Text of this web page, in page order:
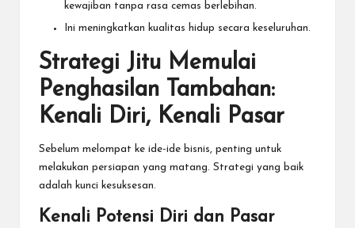
kewajiban tanpa rasa cemas berlebihan.
Ini meningkatkan kualitas hidup secara keseluruhan.
Strategi Jitu Memulai
Penghasilan Tambahan:
Kenali Diri, Kenali Pasar
Sebelum melompat ke ide-ide bisnis, penting untuk
melakukan persiapan yang matang. Strategi yang baik
adalah kunci kesuksesan.
Kenali Potensi Diri dan Pasar